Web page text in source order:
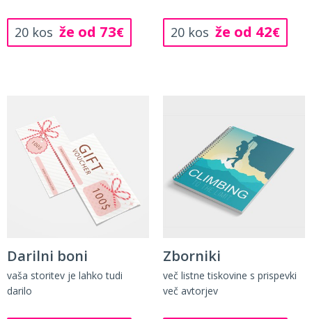
20 kos že od 73€ 20 kos že od 42€
Darilni boni
vaša storitev je lahko tudi
darilo
Zborniki
več listne tiskovine s prispevki
več avtorjev